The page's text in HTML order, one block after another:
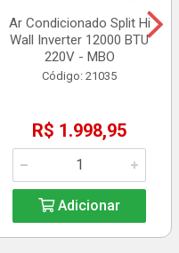
Ar Condicionado Split Hi
Wall Inverter 12000 BTU
220V - MBO
Código: 21035
R$ 1.998,95
Adicionar